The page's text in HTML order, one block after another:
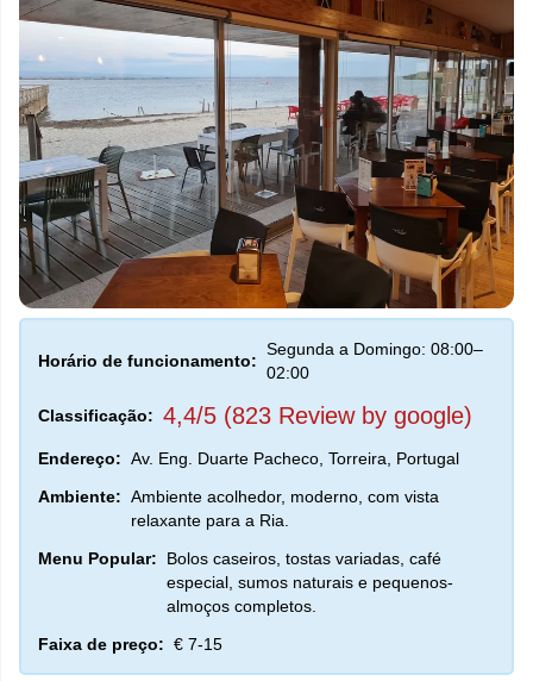
Horário de funcionamento:
Segunda a Domingo: 08:00–
02:00
Classificação: 4,4/5 (823 Review by google)
Endereço: Av. Eng. Duarte Pacheco, Torreira, Portugal
Ambiente: Ambiente acolhedor, moderno, com vista
relaxante para a Ria.
Menu Popular:
Bolos caseiros, tostas variadas, café
especial, sumos naturais e pequenos-
almoços completos.
Faixa de preço: € 7-15